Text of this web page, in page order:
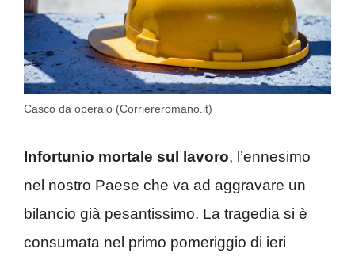
Casco da operaio (Corriereromano.it)
Infortunio mortale sul lavoro, l’ennesimo
nel nostro Paese che va ad aggravare un
bilancio già pesantissimo. La tragedia si è
consumata nel primo pomeriggio di ieri